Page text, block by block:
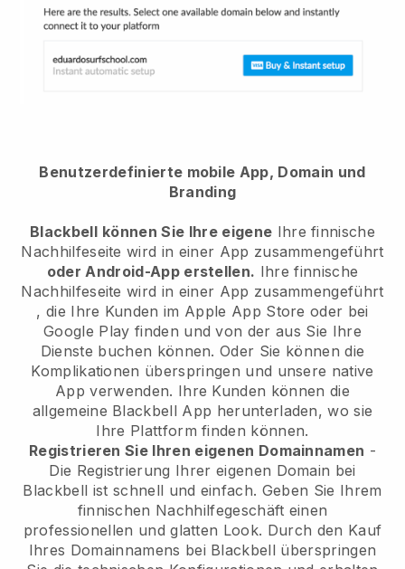
Benutzerdefinierte mobile App, Domain und
Branding
Blackbell können Sie Ihre eigene Ihre finnische
Nachhilfeseite wird in einer App zusammengeführt
oder Android-App erstellen. Ihre finnische
Nachhilfeseite wird in einer App zusammengeführt
, die Ihre Kunden im Apple App Store oder bei
Google Play finden und von der aus Sie Ihre
Dienste buchen können. Oder Sie können die
Komplikationen überspringen und unsere native
App verwenden. Ihre Kunden können die
allgemeine Blackbell App herunterladen, wo sie
Ihre Plattform finden können.
Registrieren Sie Ihren eigenen Domainnamen -
Die Registrierung Ihrer eigenen Domain bei
Blackbell ist schnell und einfach. Geben Sie Ihrem
finnischen Nachhilfegeschäft einen
professionellen und glatten Look. Durch den Kauf
Ihres Domainnamens bei Blackbell überspringen